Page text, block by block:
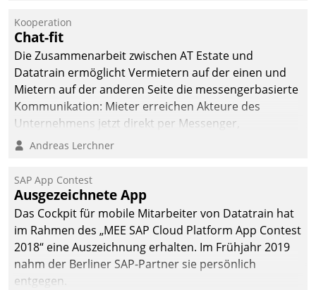
Kooperation
Chat-fit
Die Zusammenarbeit zwischen AT Estate und
Datatrain ermöglicht Vermietern auf der einen und
Mietern auf der anderen Seite die messengerbasierte
Kommunikation: Mieter erreichen Akteure des
Unternehmens jetzt direkt per Messenger,
Mitarbeiter oder Dienstleister empfangen oder
Andreas Lerchner
SAP App Contest
Ausgezeichnete App
Das Cockpit für mobile Mitarbeiter von Datatrain hat
im Rahmen des „MEE SAP Cloud Platform App Contest
2018“ eine Auszeichnung erhalten. Im Frühjahr 2019
nahm der Berliner SAP-Partner sie persönlich
entgegen.